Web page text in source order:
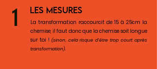
LES MESURES
La transformation raccourcit de 15 à 25cm la
chemise, il faut donc que la chemise soit longue
sur toi ! (sinon, cela risque d'être trop court après
transformation).
1